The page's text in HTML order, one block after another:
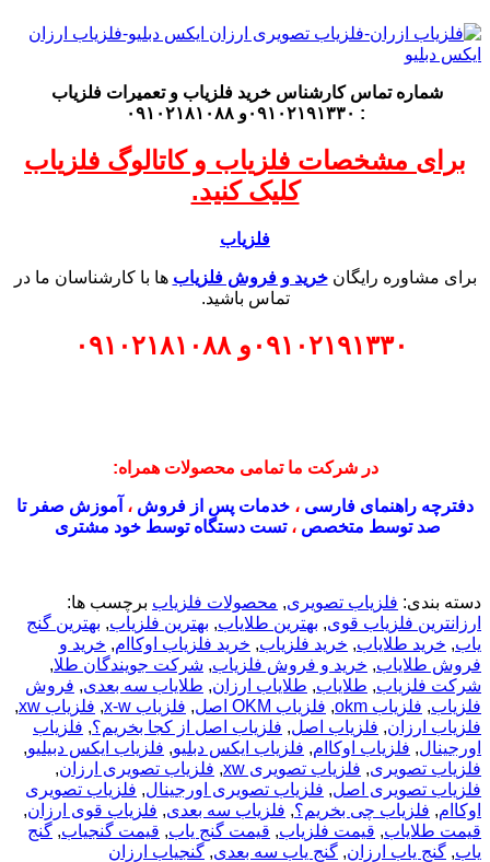
شماره تماس کارشناس خرید فلزیاب و تعمیرات فلزیاب
: ۰۹۱۰۲۱۹۱۳۳۰و ۰۹۱۰۲۱۸۱۰۸۸
برای مشخصات فلزیاب و کاتالوگ فلزیاب
کلیک کنید.
فلزیاب
برای مشاوره رایگانخرید و فروش فلزیاب ها با کارشناسان ما در
تماس باشید.
۰۹۱۰۲۱۹۱۳۳۰ و ۰۹۱۰۲۱۸۱۰۸۸
در شرکت ما تمامی محصولات همراه:
دفترچه راهنمای فارسی ، خدمات پس از فروش ، آموزش صفر تا
صد توسط متخصص ،تست دستگاه توسط خود مشتری
دسته بندی: فلزیاب تصویری, محصولات فلزیاب برچسب ها:
ارزانترین فلزیاب قوی, بهترین طلایاب, بهترین فلزیاب, بهترین گنج
یاب, خرید طلایاب, خرید فلزیاب, خرید فلزیاب اوکاام, خرید و
فروش طلایاب, خرید و فروش فلزیاب, شرکت جویندگان طلا,
شرکت فلزیاب, طلایاب, طلایاب ارزان, طلایاب سه بعدی, فروش
فلزیاب, فلزیاب okm , فلزیاب OKM اصل , فلزیاب x-w , فلزیاب xw
,
فلزیاب ارزان, فلزیاب اصل, فلزیاب اصل از کجا بخریم؟, فلزیاب
اورجینال, فلزیاب اوکاام, فلزیاب ایکس دبلیو, فلزیاب ایکس دبیلیو,
فلزیاب تصویری, فلزیاب تصویری xw , فلزیاب تصویری ارزان,
فلزیاب تصویری اصل, فلزیاب تصویری اورجینال, فلزیاب تصویری
اوکاام, فلزیاب چی بخریم؟, فلزیاب سه بعدی, فلزیاب قوی ارزان,
قیمت طلایاب, قیمت فلزیاب, قیمت گنج یاب, قیمت گنجیاب, گنج
یاب, گنج یاب ارزان, گنج یاب سه بعدی, گنجیاب ارزان